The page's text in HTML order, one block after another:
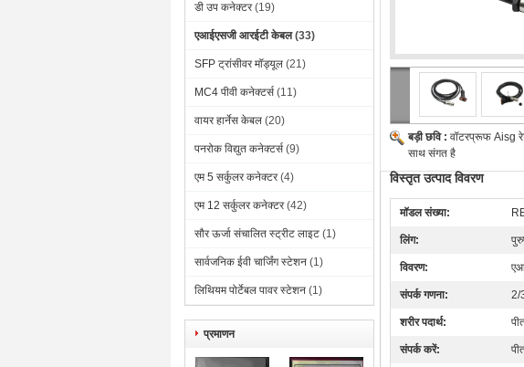
डी उप कनेक्टर (19)
एआईएसजी आरईटी केबल (33)
SFP ट्रांसीवर मॉड्यूल (21)
MC4 पीवी कनेक्टर्स (11)
वायर हार्नेस केबल (20)
पनरोक विद्युत कनेक्टर्स (9)
एम 5 सर्कुलर कनेक्टर (4)
एम 12 सर्कुलर कनेक्टर (42)
सौर ऊर्जा संचालित स्ट्रीट लाइट (1)
सार्वजनिक ईवी चार्जिंग स्टेशन (1)
लिथियम पोर्टेबल पावर स्टेशन (1)
प्रमाणन
बड़ी छवि : वॉटरप्रूफ Aisg
साथ संगत है
विस्तृत उत्पाद विवरण
मॉडल संख्या:
लिंग:
विवरण:
संपर्क गणना: 2/
शरीर पदार्थ:
संपर्क करें: